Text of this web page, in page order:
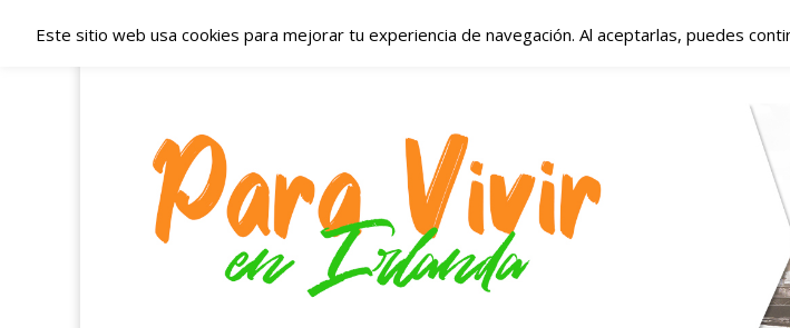
Españoles en Irlanda –
Irlanda – Alojamiento en
Blog dedicado a los que viven, estudian y trabajan en Irlanda!
Este sitio web usa cookies para mejorar tu experiencia de navegación. Al aceptarlas, puedes